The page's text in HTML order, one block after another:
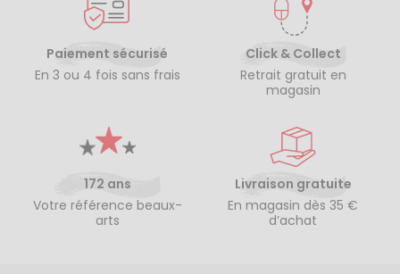
Paiement sécurisé
En 3 ou 4 fois sans frais
Click & Collect
Retrait gratuit en
magasin
172 ans
Votre référence beaux-
arts
Livraison gratuite
En magasin dès 35 €
d’achat